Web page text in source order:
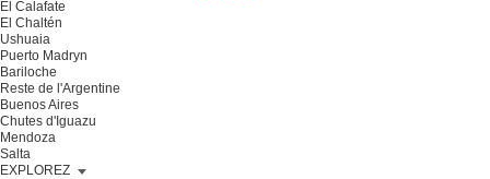
El Calafate
El Chaltén
Ushuaia
Puerto Madryn
Bariloche
Reste de l'Argentine
Buenos Aires
Chutes d'Iguazu
Mendoza
Salta
EXPLOREZ